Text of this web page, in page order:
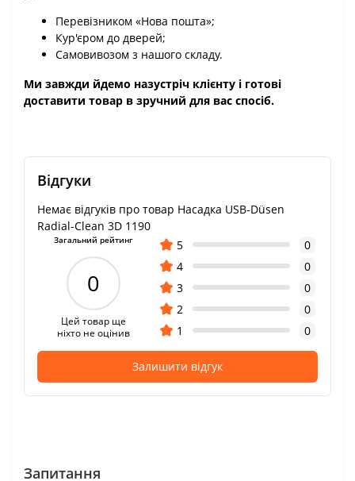
Перевізником «Нова пошта»;
Кур'єром до дверей;
Самовивозом з нашого складу.
Ми завжди йдемо назустріч клієнту і готові
доставити товар в зручний для вас спосіб.
Відгуки
Немає відгуків про товар Насадка USB-Düsen
Radial-Clean 3D 1190
Загальний рейтинг
0
Цей товар ще
ніхто не оцінив
5
0
4
0
3
0
2
0
1
0
Залишити відгук
Запитання